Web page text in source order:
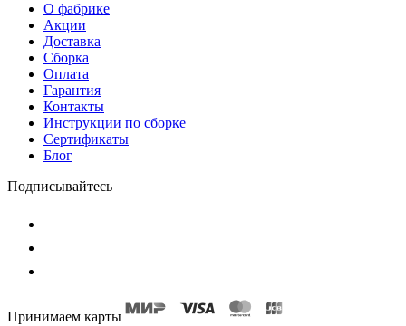
О фабрике
Акции
Доставка
Сборка
Оплата
Гарантия
Контакты
Инструкции по сборке
Сертификаты
Блог
Подписывайтесь
Принимаем карты